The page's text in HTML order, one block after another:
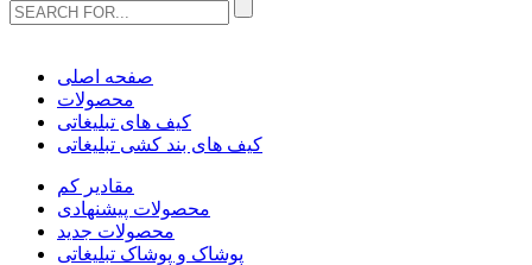
صفحه اصلی
محصولات
کیف های تبلیغاتی
کیف های بند کشی تبلیغاتی
مقادیر کم
محصولات پیشنهادی
محصولات جدید
پوشاک و پوشاک تبلیغاتی